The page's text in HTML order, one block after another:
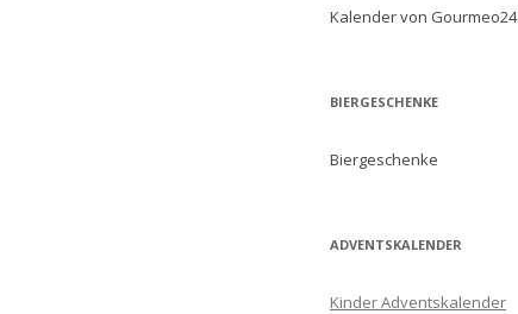
Kalender von Gourmeo24
BIERGESCHENKE
Biergeschenke
ADVENTSKALENDER
Kinder Adventskalender